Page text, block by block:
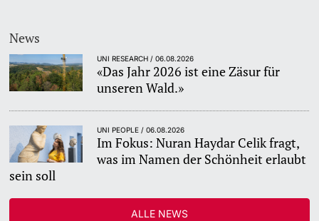
weitere Informationen
Kontakt & Anfahrt
News
UNI RESEARCH / 06.08.2026
«Das Jahr 2026 ist eine Zäsur für
unseren Wald.»
UNI PEOPLE / 06.08.2026
Im Fokus: Nuran Haydar Celik fragt,
was im Namen der Schönheit erlaubt
sein soll
ALLE NEWS